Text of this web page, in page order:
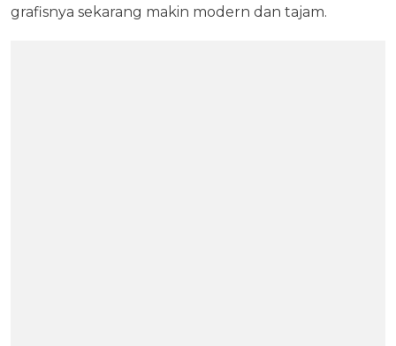
grafisnya sekarang makin modern dan tajam.